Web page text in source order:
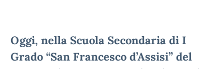
Oggi, nella Scuola Secondaria di I
Grado “San Francesco d’Assisi” del